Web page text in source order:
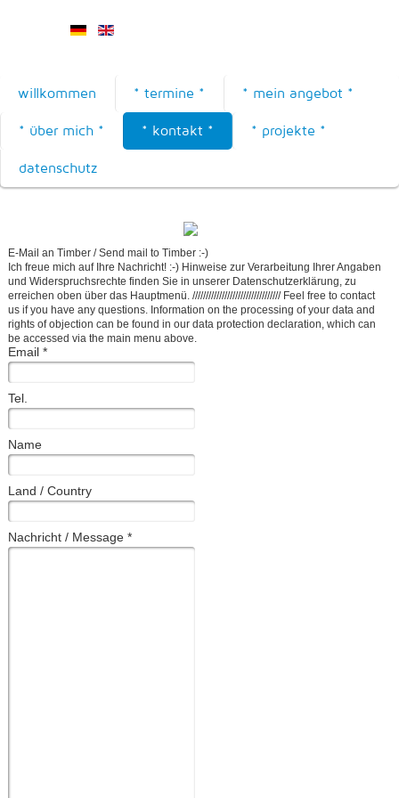
willkommen * termine * * mein angebot *
* über mich * * kontakt * * projekte *
datenschutz
E-Mail an Timber / Send mail to Timber :-)
Ich freue mich auf Ihre Nachricht! :-) Hinweise zur Verarbeitung Ihrer Angaben
und Widerspruchsrechte finden Sie in unserer Datenschutzerklärung, zu
erreichen oben über das Hauptmenü. ///////////////////////////////// Feel free to contact
us if you have any questions. Information on the processing of your data and
rights of objection can be found in our data protection declaration, which can
be accessed via the main menu above.
Email *
Tel.
Name
Land / Country
Nachricht / Message *